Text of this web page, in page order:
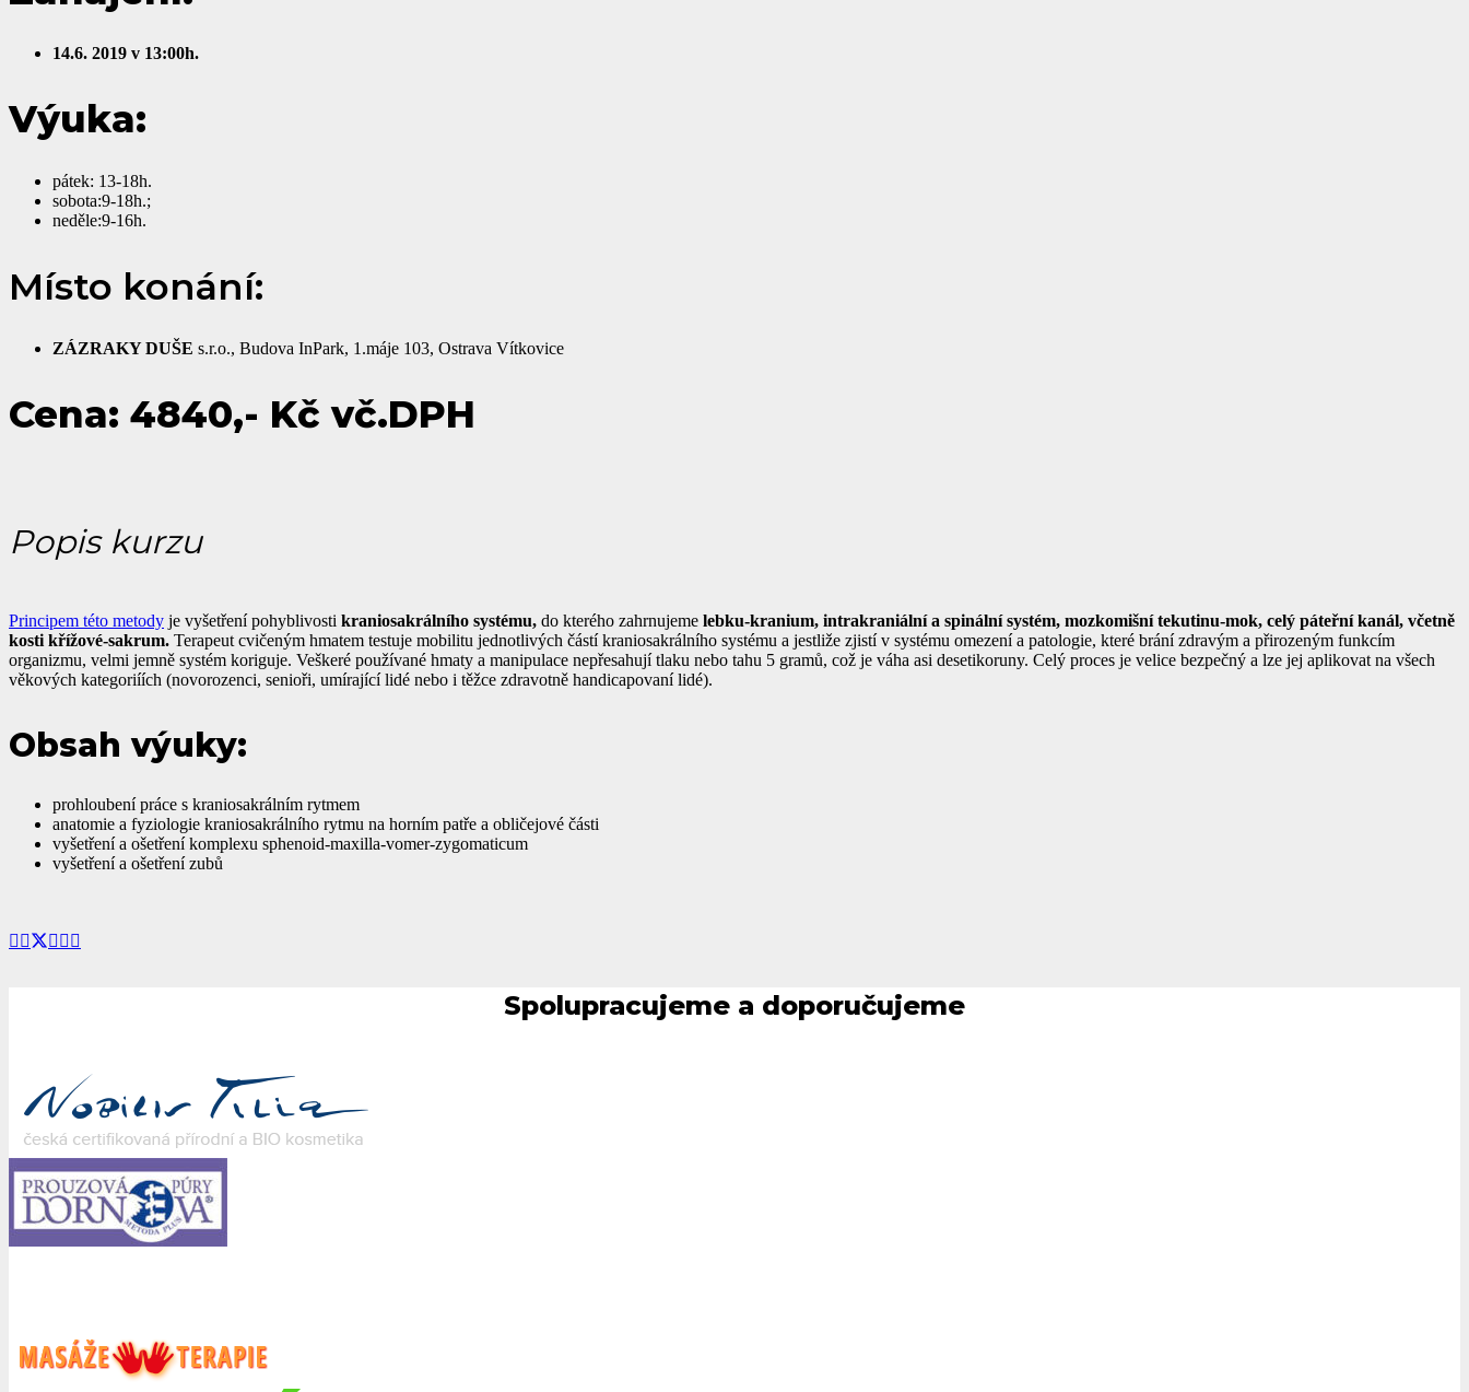
14.6. 2019 v 13:00h.
Výuka:
pátek: 13-18h.
sobota:9-18h.;
neděle:9-16h.
Místo konání:
ZÁZRAKY DUŠE s.r.o., Budova InPark, 1.máje 103, Ostrava Vítkovice
Cena: 4840,- Kč vč.DPH
Popis kurzu
Principem této metody je vyšetření pohyblivosti kraniosakrálního systému, do kterého zahrnujeme lebku-kranium, intrakraniální a spinální systém, mozkomišní tekutinu-mok, celý páteřní kanál, včetně
kosti křížové-sakrum. Terapeut cvičeným hmatem testuje mobilitu jednotlivých částí kraniosakrálního systému a jestliže zjistí v systému omezení a patologie, které brání zdravým a přirozeným funkcím
organizmu, velmi jemně systém koriguje. Veškeré používané hmaty a manipulace nepřesahují tlaku nebo tahu 5 gramů, což je váha asi desetikoruny. Celý proces je velice bezpečný a lze jej aplikovat na všech
věkových kategoriíích (novorozenci, senioři, umírající lidé nebo i těžce zdravotně handicapovaní lidé).
Obsah výuky:
prohloubení práce s kraniosakrálním rytmem
anatomie a fyziologie kraniosakrálního rytmu na horním patře a obličejové části
vyšetření a ošetření komplexu sphenoid-maxilla-vomer-zygomaticum
vyšetření a ošetření zubů
Spolupracujeme a doporučujeme